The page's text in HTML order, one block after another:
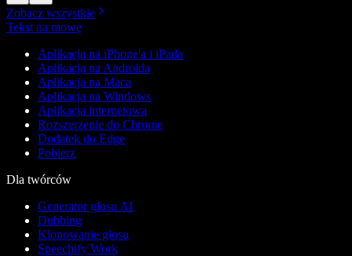
Zobacz wszystkie
Tekst na mowę
Aplikacja na iPhone'a i iPada
Aplikacja na Androida
Aplikacja na Maca
Aplikacja na Windows
Aplikacja internetowa
Rozszerzenie do Chrome
Dodatek do Edge
Pobierz
Dla twórców
Generator głosu AI
Dubbing
Klonowanie głosu
Speechify Work